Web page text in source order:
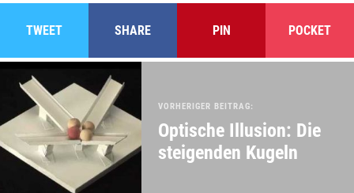
TWEET SHARE PIN POCKET
VORHERIGER BEITRAG:
Optische Illusion: Die
steigenden Kugeln